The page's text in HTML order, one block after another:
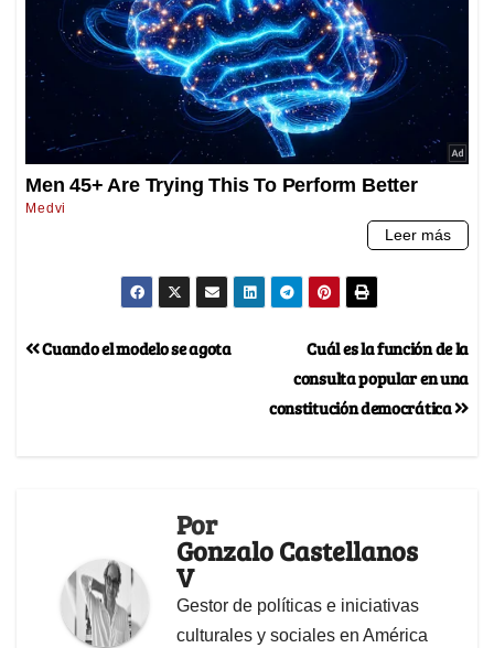
Cuál es la función de la
consulta popular en una
constitución democrática
Cuando el modelo se agota
Por
Gonzalo Castellanos
V
Gestor de políticas e iniciativas
culturales y sociales en América